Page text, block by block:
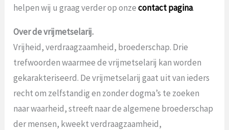
helpen wij u graag verder op onzecontact pagina.
Over de vrijmetselarij.
Vrijheid, verdraagzaamheid, broederschap. Drie
trefwoorden waarmee de vrijmetselarij kan worden
gekarakteriseerd. De vrijmetselarij gaat uit van ieders
recht om zelfstandig en zonder dogma’s te zoeken
naar waarheid, streeft naar de algemene broederschap
der mensen, kweekt verdraagzaamheid,